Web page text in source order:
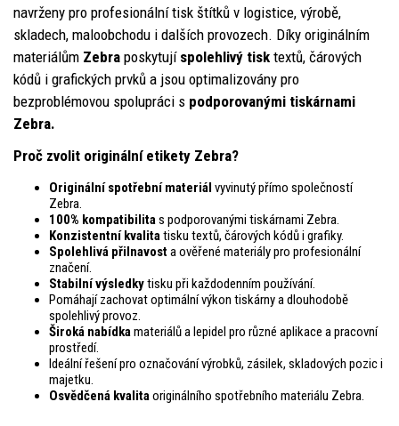
navrženy pro profesionální tisk štítků v logistice, výrobě,
skladech, maloobchodu i dalších provozech. Díky originálním
materiálům Zebra poskytují spolehlivý tisk textů, čárových
kódů i grafických prvků a jsou optimalizovány pro
bezproblémovou spolupráci s podporovanými tiskárnami
Zebra.
Proč zvolit originální etikety Zebra?
Originální spotřební materiál vyvinutý přímo společností
Zebra.
100% kompatibilitas podporovanými tiskárnami Zebra.
Konzistentní kvalitatisku textů, čárových kódů i grafiky.
Spolehlivá přilnavosta ověřené materiály pro profesionální
značení.
Stabilní výsledkytisku při každodenním používání.
Pomáhají zachovat optimální výkon tiskárny a dlouhodobě
spolehlivý provoz.
Široká nabídkamateriálů a lepidel pro různé aplikace a pracovní
prostředí.
Ideální řešení pro označování výrobků, zásilek, skladových pozic i
majetku.
Osvědčená kvalitaoriginálního spotřebního materiálu Zebra.